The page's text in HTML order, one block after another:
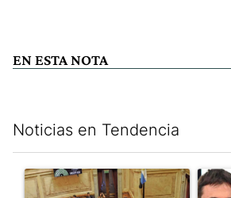
EN ESTA NOTA
Noticias en Tendencia
Un artículo de tendencia con el título
Un